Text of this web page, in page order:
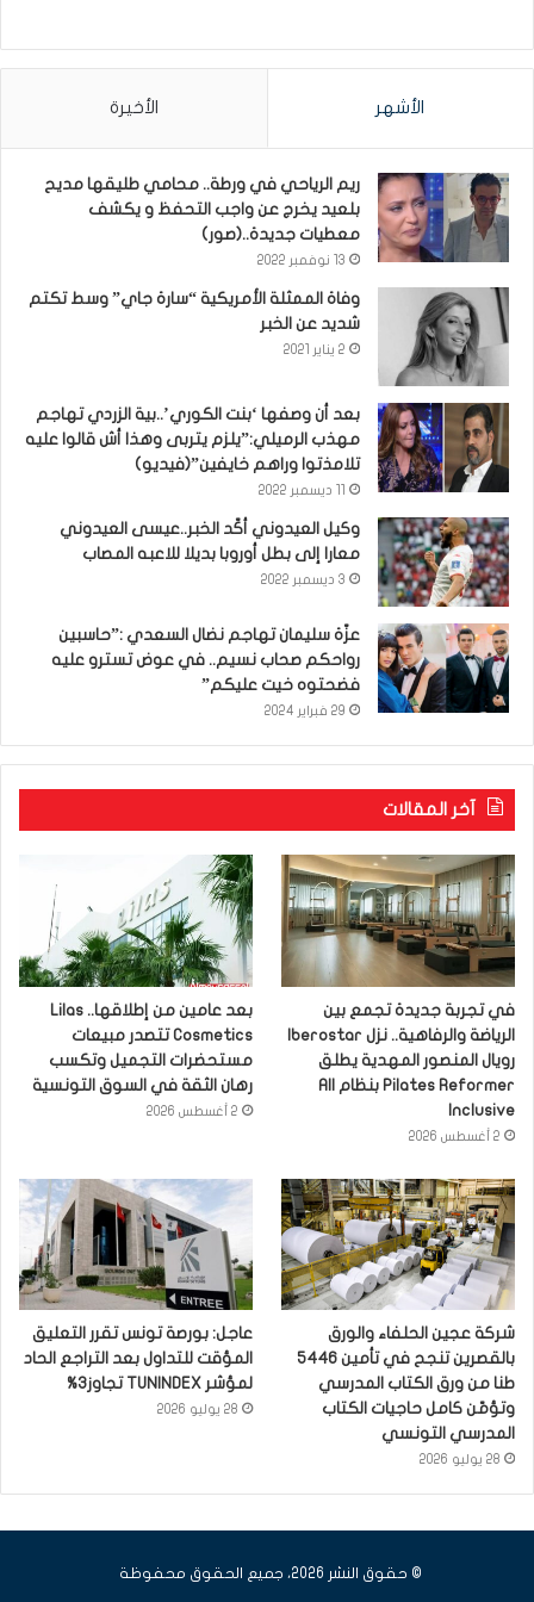
الأشهر الأخيرة
ريم الرياحي في ورطة.. محامي طليقها مديح
بلعيد يخرج عن واجب التحفظ و يكشف
معطيات جديدة..(صور)
13 نوفمبر 2022
وفاة الممثلة الأمريكية “سارة جاي” وسط تكتم
شديد عن الخبر
2 يناير 2021
بعد أن وصفها ‘بنت الكوري’..بية الزردي تهاجم
مهذب الرميلي:”يلزم يتربى وهذا أش قالوا عليه
تلامذتوا وراهم خايفين”(فيديو)
وكيل العيدوني أكّد الخبر..عيسى العيدوني
معارا إلى بطل أوروبا بديلا للاعبه المصاب
3 ديسمبر 2022
عزّة سليمان تهاجم نضال السعدي :”حاسبين
رواحكم صحاب نسيم.. في عوض تسترو عليه
فضحتوه خيت عليكم”
29 فبراير 2024
آخر المقالات
في تجربة جديدة تجمع بين
رويال المنصور المهدية يطلق
Pilates Reformer بنظام All
Inclusive
2 أغسطس 2026
بعد عامين من إطلاقها.. Lilas
Cosmetics تتصدر مبيعات
مستحضرات التجميل وتكسب
رهان الثقة في السوق التونسية
2 أغسطس 2026
شركة عجين الحلفاء والورق
بالقصرين تنجح في تأمين 5446
طنا من ورق الكتاب المدرسي
وتؤمّن كامل حاجيات الكتاب
المدرسي التونسي
28 يوليو 2026
عاجل: بورصة تونس تقرر التعليق
المؤقت للتداول بعد التراجع الحاد
لمؤشر TUNINDEX تجاوز3%
28 يوليو 2026
© حقوق النشر 2026، جميع الحقوق محفوظة